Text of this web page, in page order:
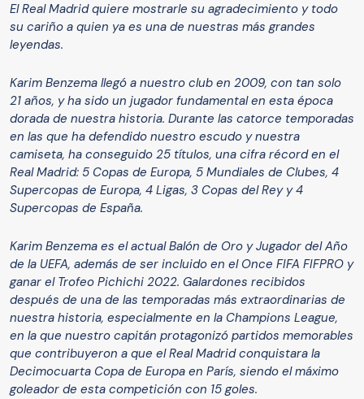
El Real Madrid quiere mostrarle su agradecimiento y todo
su cariño a quien ya es una de nuestras más grandes
leyendas.
Karim Benzema llegó a nuestro club en 2009, con tan solo
21 años, y ha sido un jugador fundamental en esta época
dorada de nuestra historia. Durante las catorce temporadas
en las que ha defendido nuestro escudo y nuestra
camiseta, ha conseguido 25 títulos, una cifra récord en el
Real Madrid: 5 Copas de Europa, 5 Mundiales de Clubes, 4
Supercopas de Europa, 4 Ligas, 3 Copas del Rey y 4
Supercopas de España.
Karim Benzema es el actual Balón de Oro y Jugador del Año
de la UEFA, además de ser incluido en el Once FIFA FIFPRO y
ganar el Trofeo Pichichi 2022. Galardones recibidos
después de una de las temporadas más extraordinarias de
nuestra historia, especialmente en la Champions League,
en la que nuestro capitán protagonizó partidos memorables
que contribuyeron a que el Real Madrid conquistara la
Decimocuarta Copa de Europa en París, siendo el máximo
goleador de esta competición con 15 goles.